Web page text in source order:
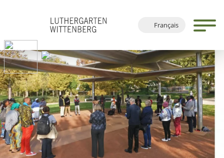
Français
English
Español